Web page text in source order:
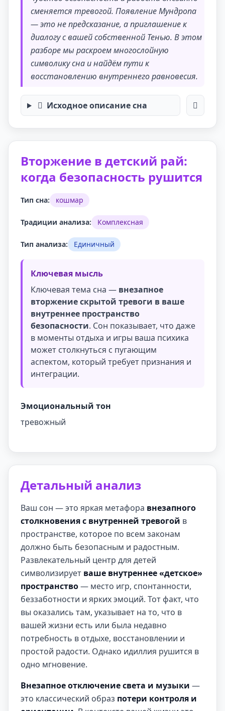
сменяется тревогой. Появление Мундропа
— это не предсказание, а приглашение к
диалогу с вашей собственной Тенью. В этом
разборе мы раскроем многослойную
символику сна и найдём пути к
восстановлению внутреннего равновесия.
Исходное описание сна
Вторжение в детский рай:
когда безопасность рушится
Тип сна: кошмар
Традиции анализа: Комплексная
Тип анализа: Единичный
Ключевая мысль
Ключевая тема сна — внезапное
вторжение скрытой тревоги в ваше
внутреннее пространство
безопасности. Сон показывает, что даже
в моменты отдыха и игры ваша психика
может столкнуться с пугающим
аспектом, который требует признания и
интеграции.
Эмоциональный тон
тревожный
Детальный анализ
Ваш сон — это яркая метафора внезапного
столкновения с внутренней тревогой в
пространстве, которое по всем законам
должно быть безопасным и радостным.
Развлекательный центр для детей
символизирует ваше внутреннее «детское»
пространство— место игр, спонтанности,
беззаботности и ярких эмоций. Тот факт, что
вы оказались там, указывает на то, что в
вашей жизни есть или была недавно
потребность в отдыхе, восстановлении и
простой радости. Однако идиллия рушится в
одно мгновение.
Внезапное отключение света и музыки —
это классический образ потери контроля и